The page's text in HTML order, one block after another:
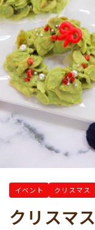
イベント クリスマス
クリスマ